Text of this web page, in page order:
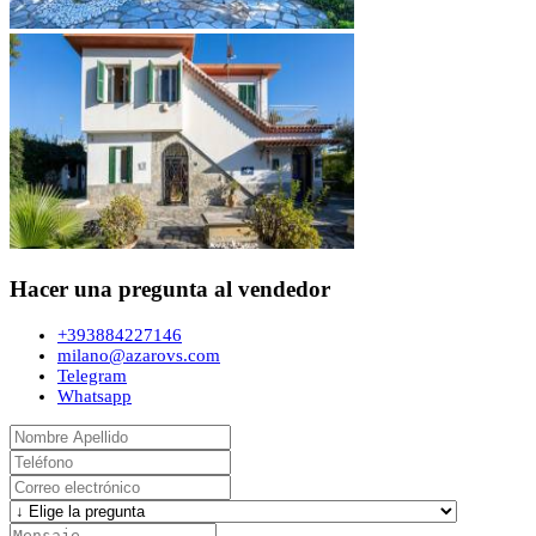
Hacer una pregunta al vendedor
+393884227146
milano@azarovs.com
Telegram
Whatsapp